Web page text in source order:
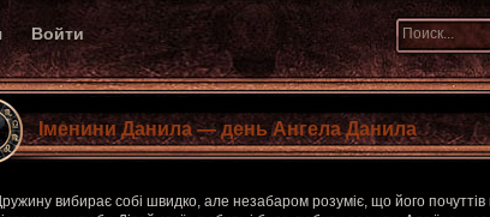
Войти
Іменини Данила — день Ангела Данила
вибирає собі швидко, але незабаром розуміє, що його